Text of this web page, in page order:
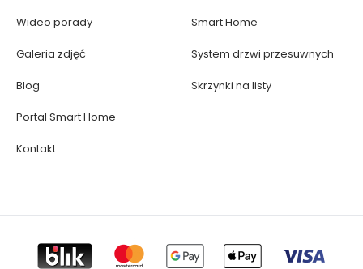
Wideo porady
Galeria zdjęć
Blog
Portal Smart Home
Kontakt
Smart Home
System drzwi przesuwnych
Skrzynki na listy